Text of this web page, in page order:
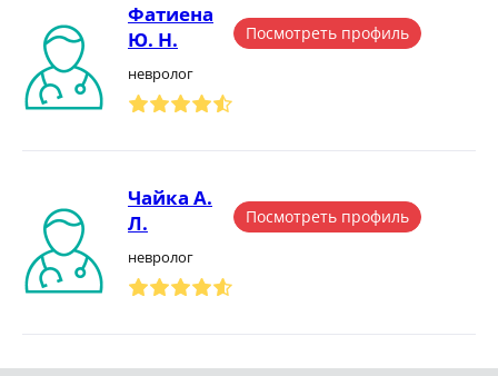
Фатиена
Ю. Н.
невролог
Посмотреть профиль
Чайка А.
Л.
невролог
Посмотреть профиль